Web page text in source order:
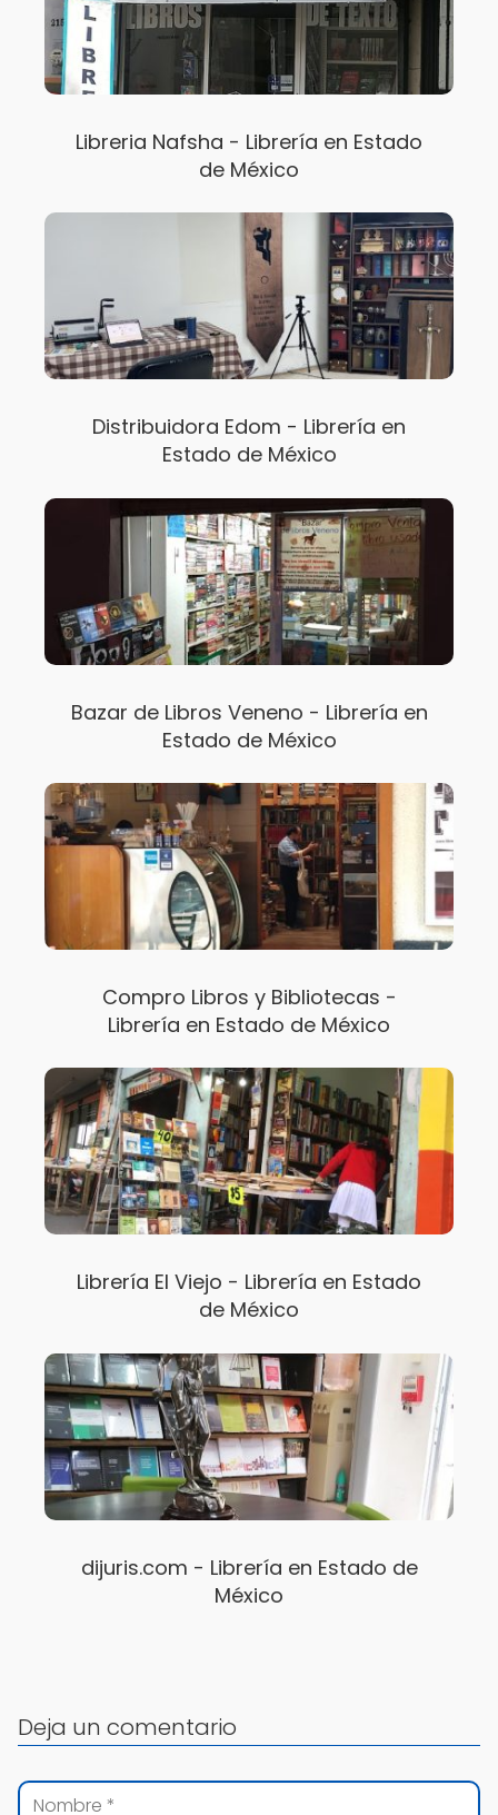
Libreria Nafsha - Librería en Estado
de México
Distribuidora Edom - Librería en
Estado de México
Bazar de Libros Veneno - Librería en
Estado de México
Compro Libros y Bibliotecas -
Librería en Estado de México
Librería El Viejo - Librería en Estado
de México
dijuris.com - Librería en Estado de
México
Deja un comentario